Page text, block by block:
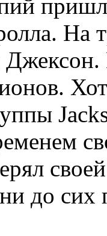
На
до